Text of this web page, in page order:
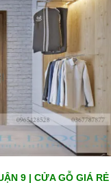
9 | CỬA GỖ GIÁ RẺ